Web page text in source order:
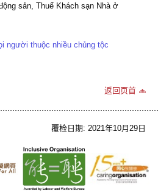
sản, Thuế Khách sạn Nhà ở
người thuộc nhiều chủng tộc
返回页首
覆检日期: 2021年10月29日